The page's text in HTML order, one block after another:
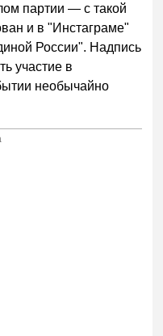
партии — с такой
и в "Инстаграме"
России". Надпись
участие в
необычайно